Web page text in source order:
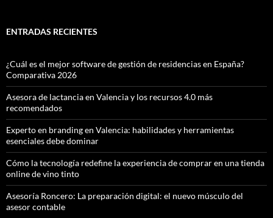
ENTRADAS RECIENTES
¿Cuál es el mejor software de gestión de residencias en España?
Comparativa 2026
Asesora de lactancia en Valencia y los recursos 4.0 más
recomendados
Experto en branding en Valencia: habilidades y herramientas
esenciales debe dominar
Cómo la tecnología redefine la experiencia de comprar en una tienda
online de vino tinto
Asesoría Roncero: La preparación digital: el nuevo músculo del
asesor contable